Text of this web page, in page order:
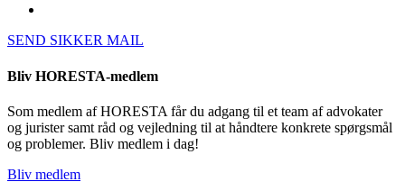
SEND SIKKER MAIL
Bliv HORESTA-medlem
Som medlem af HORESTA får du adgang til et team af advokater
og jurister samt råd og vejledning til at håndtere konkrete spørgsmål
og problemer. Bliv medlem i dag!
Bliv medlem